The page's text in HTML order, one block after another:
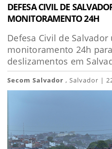
DEFESA CIVIL DE
MONITORAMENTO 24H
Defesa Civil de
monitoramento 24h
deslizamentos em
Secom Salvador , Salvador |